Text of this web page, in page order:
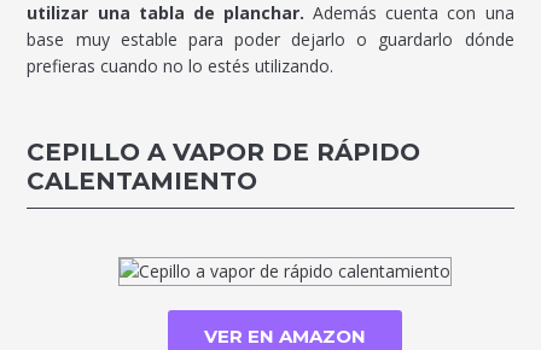
utilizar una tabla de planchar. Además cuenta con una
base muy estable para poder dejarlo o guardarlo dónde
prefieras cuando no lo estés utilizando.
CEPILLO A VAPOR DE RÁPIDO
CALENTAMIENTO
VER EN AMAZON